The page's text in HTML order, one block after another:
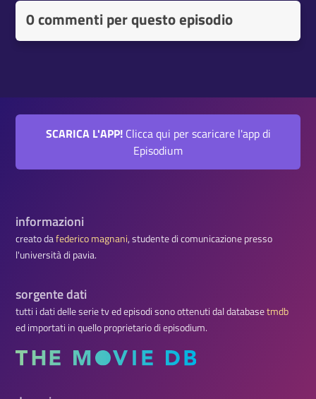
0 commenti per questo episodio
SCARICA L'APP!Clicca qui per scaricare l'app di
Episodium
informazioni
creato dafederico magnani, studente di comunicazione presso
l'università di pavia.
sorgente dati
tutti i dati delle serie tv ed episodi sono ottenuti dal databasetmdb
ed importati in quello proprietario di episodium.